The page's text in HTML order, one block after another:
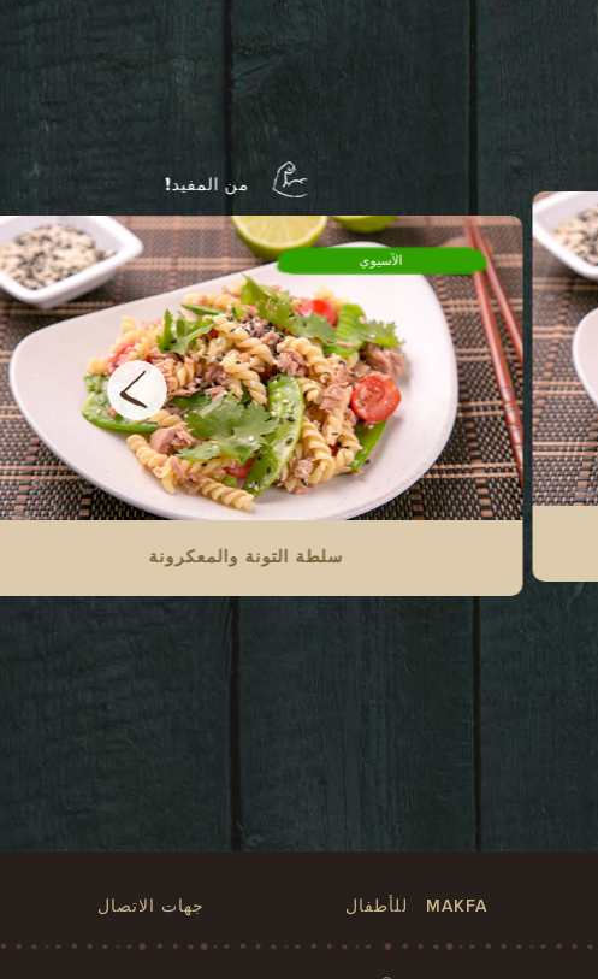
من المفيد!
الآسيوي
سلطة التونة والمعكرونة
MAKFA للأطفال جهات الاتصال